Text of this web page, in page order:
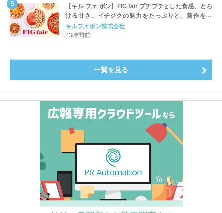
【キル フェ ボン】FIG fair プチプチとした食感、とろ
ける甘さ、イチジクの魅力をたっぷりと。新作を含
め、イチジク尽くしの全4種が登場8月20日（木）スタ
ート
キルフェボン株式会社
23時間前
一覧を見る